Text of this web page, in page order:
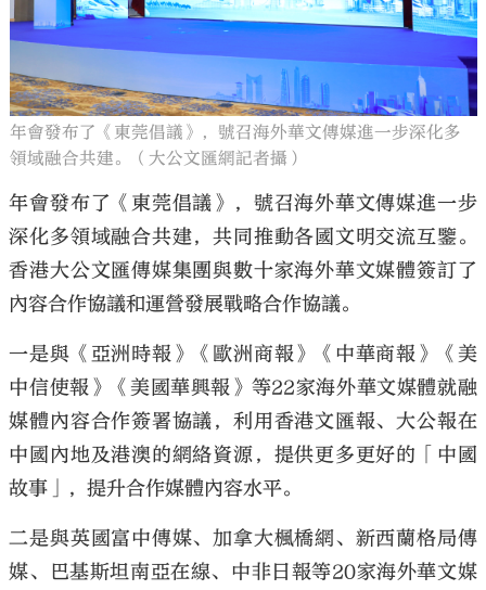
年會發布了《東莞倡議》，號召海外華文傳媒進一步深化多
領域融合共建。（大公文匯網記者攝）
年會發布了《東莞倡議》，號召海外華文傳媒進一步
深化多領域融合共建，共同推動各國文明交流互鑒。
香港大公文匯傳媒集團與數十家海外華文媒體簽訂了
內容合作協議和運營發展戰略合作協議。
一是與《亞洲時報》《歐洲商報》《中華商報》《美
中信使報》《美國華興報》等22家海外華文媒體就融
媒體內容合作簽署協議，利用香港文匯報、大公報在
中國內地及港澳的網絡資源，提供更多更好的「中國
故事」，提升合作媒體內容水平。
二是與英國富中傳媒、加拿大楓橋網、新西蘭格局傳
媒、巴基斯坦南亞在線、中非日報等20家海外華文媒